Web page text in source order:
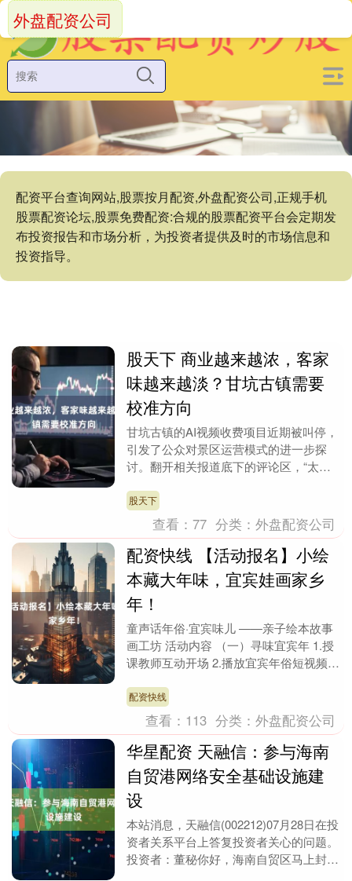
配资平台查询网站,股票按月配资,外盘配资公司,正规手机
股票配资论坛,股票免费配资:合规的股票配资平台会定期发
布投资报告和市场分析，为投资者提供及时的市场信息和
投资指导。
外盘配资公司
股天下 商业越来越浓，客家
味越来越淡？甘坑古镇需要
校准方向
甘坑古镇的AI视频收费项目近期被叫停，
引发了公众对景区运营模式的进一步探
讨。翻开相关报道底下的评论区，“太商
了甘坑目前的....
股天下
查看：77 分类：外盘配资公司
配资快线 【活动报名】小绘
本藏大年味，宜宾娃画家乡
年！
童声话年俗·宜宾味儿 ——亲子绘本故事
画工坊 活动内容 （一）寻味宜宾年 1.授
课教师互动开场 2.播放宜宾年俗短视频
宾....
配资快线
查看： 113 分类：外盘配资公司
华星配资 天融信：参与海南
自贸港网络安全基础设施建
设
本站消息，天融信(002212)07月28日在投
资者关系平台上答复投资者关心的问题。
投资者：董秘你好，海南自贸区马上封关